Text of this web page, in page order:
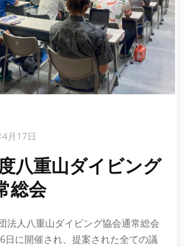
月17日
八重山ダイビング
総会
法人八重山ダイビング協会通常総会
日に開催され、提案された全ての議